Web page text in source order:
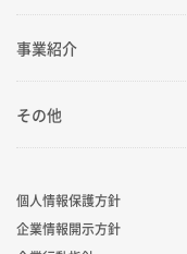
グローバルネットワ
R&D
経営情報
業績・財務・ESGデー
サステナビリティ
トップメッセージ
サステナビリティ貢献
事業紹介
事業紹介
アドバンストライフラ
採用情報
その他
ニュース
個人情報保護方針
企業情報開示方針